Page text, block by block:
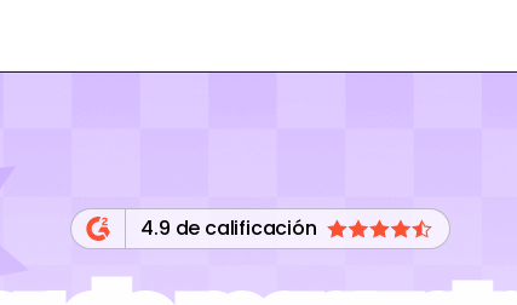
4.9 de calificación